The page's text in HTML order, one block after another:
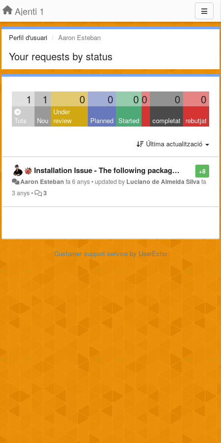
Ajenti 1
Perfil d'usuari Aaron Esteban
Your requests by status
1 1 0 0 0 0 0 0
Tots Nou
Under
review
Planned Started completat rebutjat
Última actualització
+8
Installation Issue - The following packages have unmet dependencies: ???
Aaron Esteban fa 6 anys•updated by Luciano de Almeida Silvafa
3 anys• 3
Customer support service by UserEcho